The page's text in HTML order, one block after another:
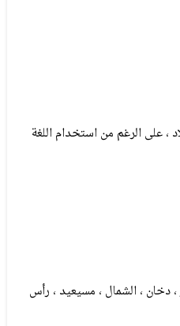
، على الرغم من استخدام اللغة
، دخان ، الشمال ، مسيعيد ، رأس